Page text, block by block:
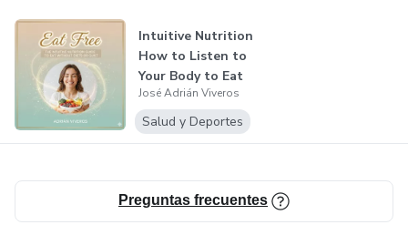
Intuitive Nutrition
How to Listen to
Your Body to Eat
Better...
José Adrián Viveros
Salud y Deportes
Preguntas frecuentes